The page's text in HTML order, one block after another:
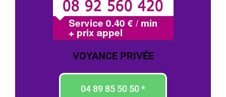
VOYANCE PRIVÉE
04 89 85 50 50 *